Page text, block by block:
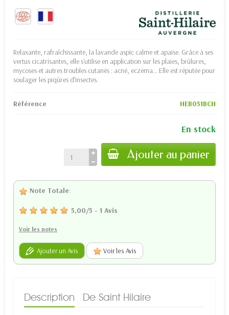
Relaxante, rafraîchissante, la lavande aspic calme et apaise. Grâce à ses
vertus cicatrisantes, elle s'utilise en application sur les plaies, brûlures,
mycoses et autres troubles cutanés : acné, eczéma... Elle est réputée pour
soulager les piqûres d’insectes.
Référence HEB051BCH
En stock
Ajouter au panier
Note Totale:
5,00/5 - 1 Avis
Voir les notes
Ajouter un Avis Voir les Avis
Description De Saint Hilaire